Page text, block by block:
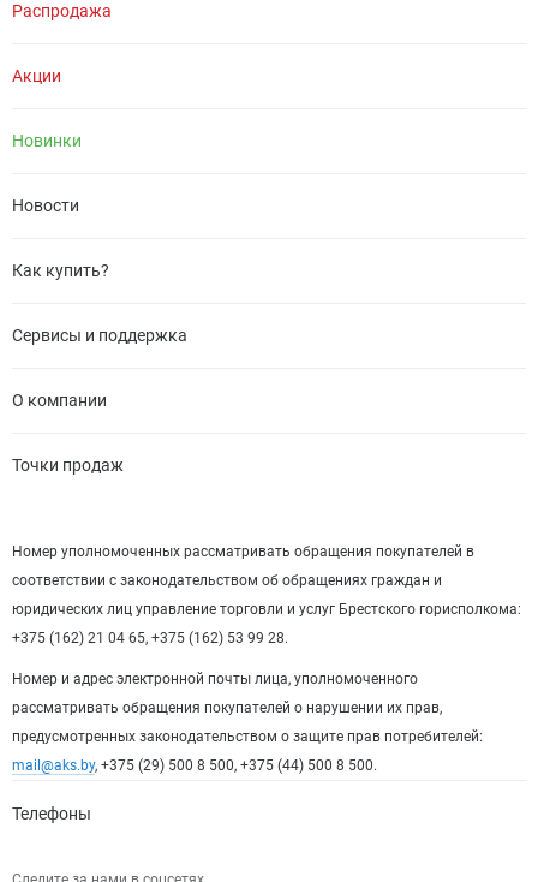
Распродажа
Акции
Новинки
Новости
Как купить?
Сервисы и поддержка
О компании
Точки продаж
Номер уполномоченных рассматривать обращения покупателей в
соответствии с законодательством об обращениях граждан и
юридических лиц управление торговли и услуг Брестского горисполкома:
+375 (162) 21 04 65, +375 (162) 53 99 28.
Номер и адрес электронной почты лица, уполномоченного
рассматривать обращения покупателей о нарушении их прав,
предусмотренных законодательством о защите прав потребителей:
mail@aks.by, +375 (29) 500 8 500, +375 (44) 500 8 500.
Телефоны